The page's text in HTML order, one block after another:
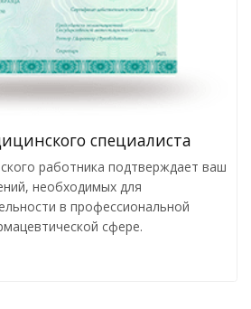
специалиста
работника подтверждает ваш
необходимых для
в профессиональной
сфере.